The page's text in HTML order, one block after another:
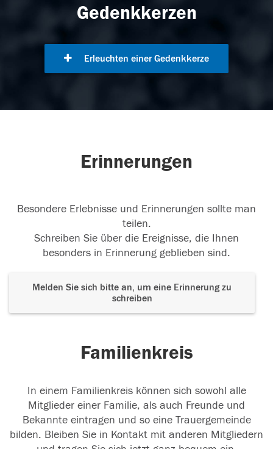
Gedenkkerzen
Erleuchten einer Gedenkkerze
Erinnerungen
Besondere Erlebnisse und Erinnerungen sollte man
teilen.
Schreiben Sie über die Ereignisse, die Ihnen
besonders in Erinnerung geblieben sind.
Melden Sie sich bitte an, um eine Erinnerung zu
schreiben
Familienkreis
In einem Familienkreis können sich sowohl alle
Mitglieder einer Familie, als auch Freunde und
Bekannte eintragen und so eine Trauergemeinde
bilden. Bleiben Sie in Kontakt mit anderen Mitgliedern